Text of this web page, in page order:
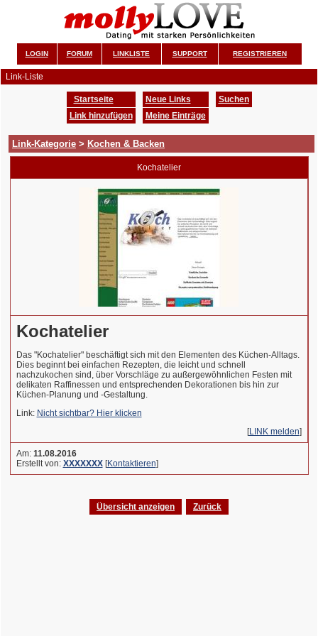
LOGIN FORUM LINKLISTE SUPPORT REGISTRIEREN
Link-Liste
Startseite Neue Links
Suchen
Link hinzufügen
Meine Einträge
Link-Kategorie > Kochen & Backen
Kochatelier
Kochatelier
Das "Kochatelier" beschäftigt sich mit den Elementen des Küchen-Alltags.
Dies beginnt bei einfachen Rezepten, die leicht und schnell
nachzukochen sind, über Vorschläge zu außergewöhnlichen Festen mit
delikaten Raffinessen und entsprechenden Dekorationen bis hin zur
Küchen-Planung und -Gestaltung.
Link: Nicht sichtbar? Hier klicken
[LINK melden]
Am: 11.08.2016
Erstellt von: XXXXXXX[Kontaktieren]
Übersicht anzeigen Zurück